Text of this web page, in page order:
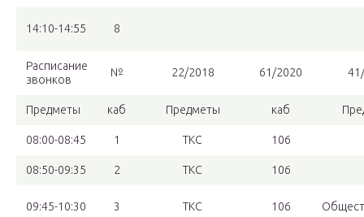
14:10-14:55 8
Расписание
звонков
№ 22/2018 61/2020
Предметы каб Предметы каб
08:00-08:45 1 ТКС 106
08:50-09:35 2 ТКС 106
09:45-10:30 3 ТКС 106